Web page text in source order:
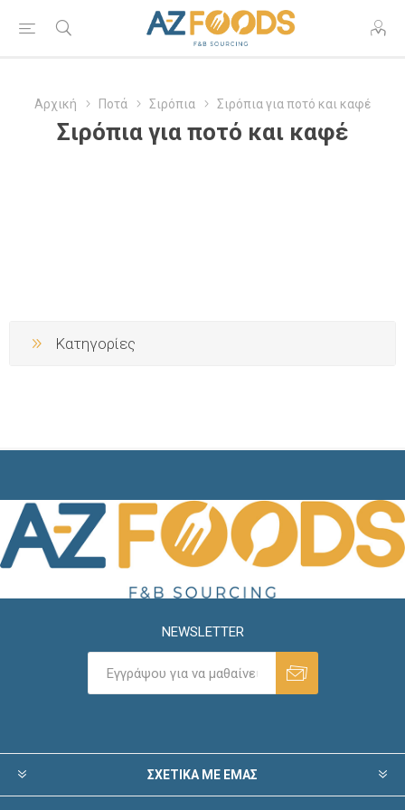
Αρχική Ποτά Σιρόπια Σιρόπια για ποτό και καφέ
Σιρόπια για ποτό και καφέ
Κατηγορίες
NEWSLETTER
ΣΧΕΤΙΚΑ ΜΕ ΕΜΑΣ